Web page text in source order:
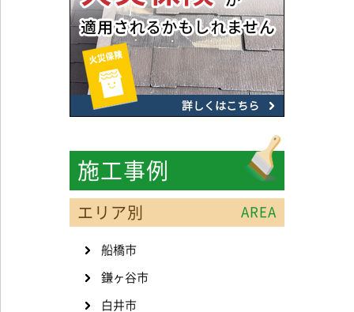
施工事例
エリア別 AREA
船橋市
鎌ヶ谷市
白井市